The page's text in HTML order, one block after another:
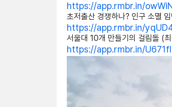
https://app.rmbr.in/
초저출산 경쟁하나? 인구 소멸
https://app.rmbr.in/
서울대 10개 만들기의 걸림돌 (
https://app.rmbr.in/